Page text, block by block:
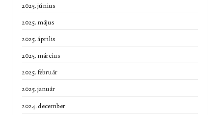
2025. június
2025. május
2025. április
2025. március
2025. február
2025. január
2024. december